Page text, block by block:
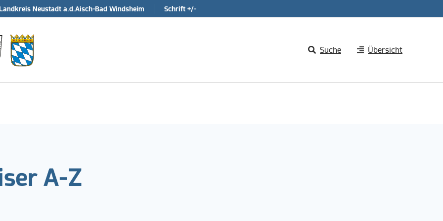
Neustadt a.d.Aisch-Bad Windsheim Schrift +/-
Suche Übersicht
A-Z